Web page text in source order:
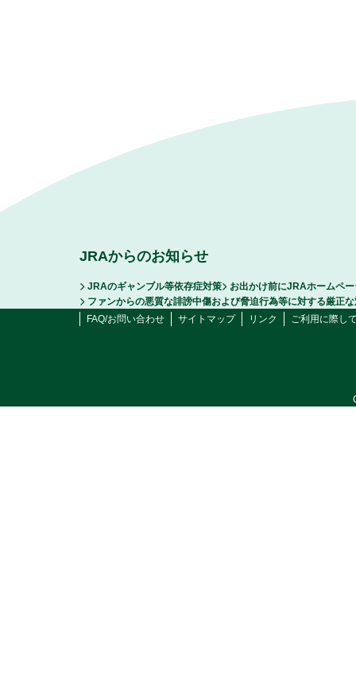
JRAからのお知らせ
JRAのギャンブル等依存症対策
お出かけ前にJRAホームペ
ファンからの悪質な誹謗中傷および脅迫行為等に対する厳正
FAQ/お問い合わせ
サイトマップ リンク ご利用に際し